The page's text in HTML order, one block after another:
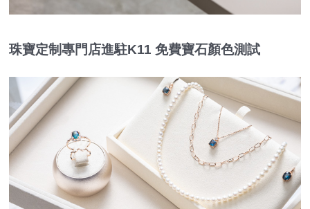
珠寶定制專門店進駐K11 免費寶石顏色測試